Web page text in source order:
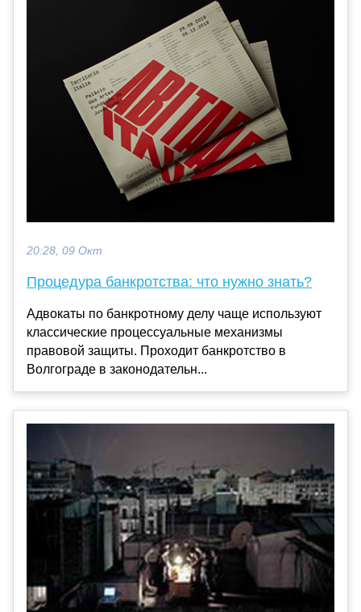
20:28, 09 Окт
Процедура банкротства: что нужно знать?
Адвокаты по банкротному делу чаще используют
классические процессуальные механизмы
правовой защиты. Проходит банкротство в
Волгограде в законодательн...